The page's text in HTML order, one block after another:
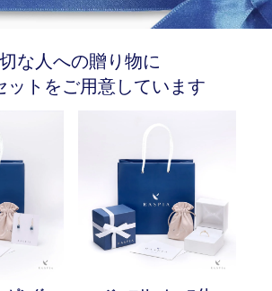
な人への贈り物に
ットをご用意しています